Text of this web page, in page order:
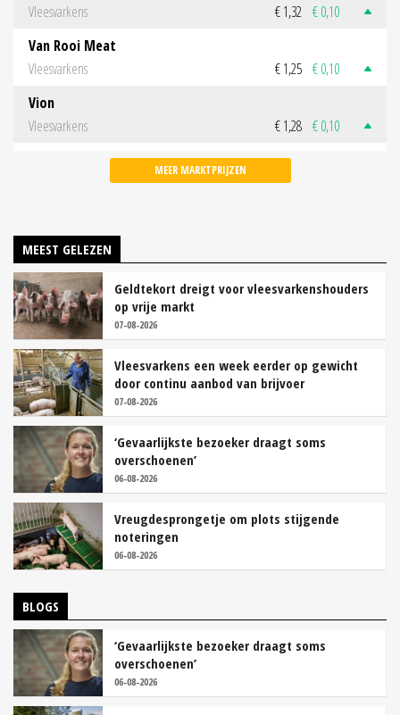
Vleesvarkens
€ 1,32 € 0,10
Van Rooi Meat
Vleesvarkens
€ 1,25 € 0,10
Vion
Vleesvarkens
€ 1,28 € 0,10
MEER MARKTPRIJZEN
MEEST GELEZEN
Geldtekort dreigt voor vleesvarkenshouders
op vrije markt
07-08-2026
Vleesvarkens een week eerder op gewicht
door continu aanbod van brijvoer
07-08-2026
‘Gevaarlijkste bezoeker draagt soms
overschoenen’
06-08-2026
Vreugdesprongetje om plots stijgende
noteringen
06-08-2026
BLOGS
‘Gevaarlijkste bezoeker draagt soms
overschoenen’
06-08-2026